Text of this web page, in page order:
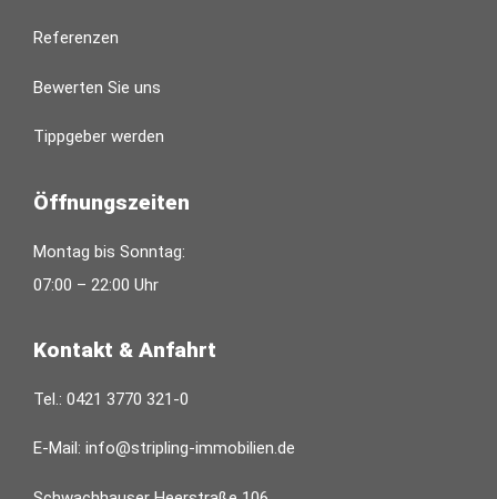
Referenzen
Bewerten Sie uns
Tippgeber werden
Öffnungszeiten
Montag bis Sonntag:
07:00 – 22:00 Uhr
Kontakt & Anfahrt
Tel.: 0421 3770 321-0
E-Mail: info@stripling-immobilien.de